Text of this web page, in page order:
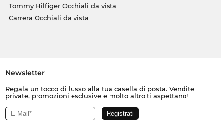
Tommy Hilfiger Occhiali da vista
Carrera Occhiali da vista
Newsletter
Regala un tocco di lusso alla tua casella di posta. Vendite
private, promozioni esclusive e molto altro ti aspettano!